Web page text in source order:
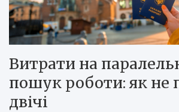
Витрати на
пошук роботи: як не
двічі